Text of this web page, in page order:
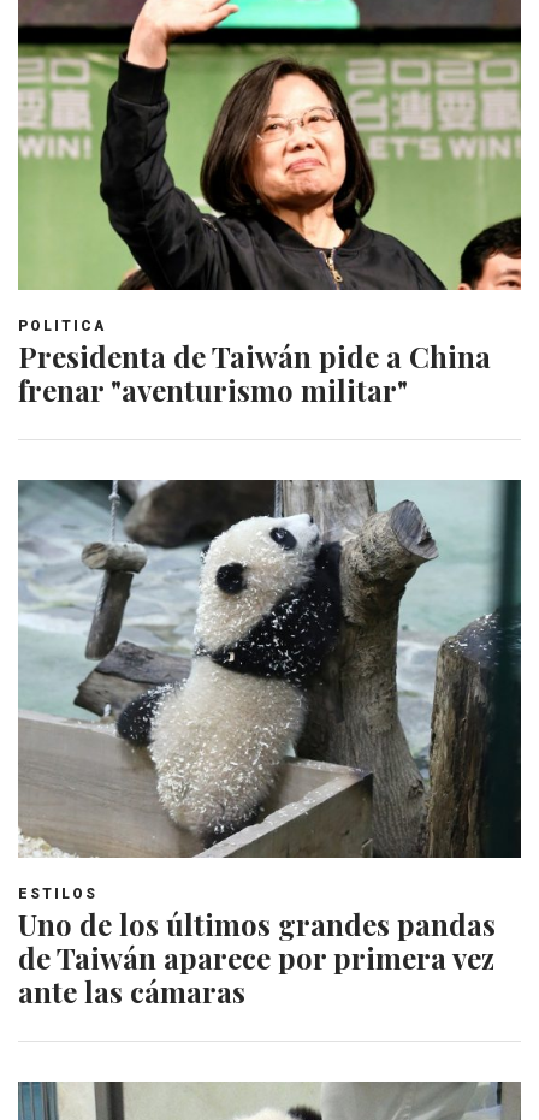
POLITICA
Presidenta de Taiwán pide a China
frenar "aventurismo militar"
ESTILOS
Uno de los últimos grandes pandas
de Taiwán aparece por primera vez
ante las cámaras